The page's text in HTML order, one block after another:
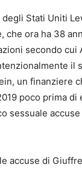
Stati Uniti
che ora ha 38
secondo cui
il
un finanziere
poco prima di
sessuale accuse
accuse di